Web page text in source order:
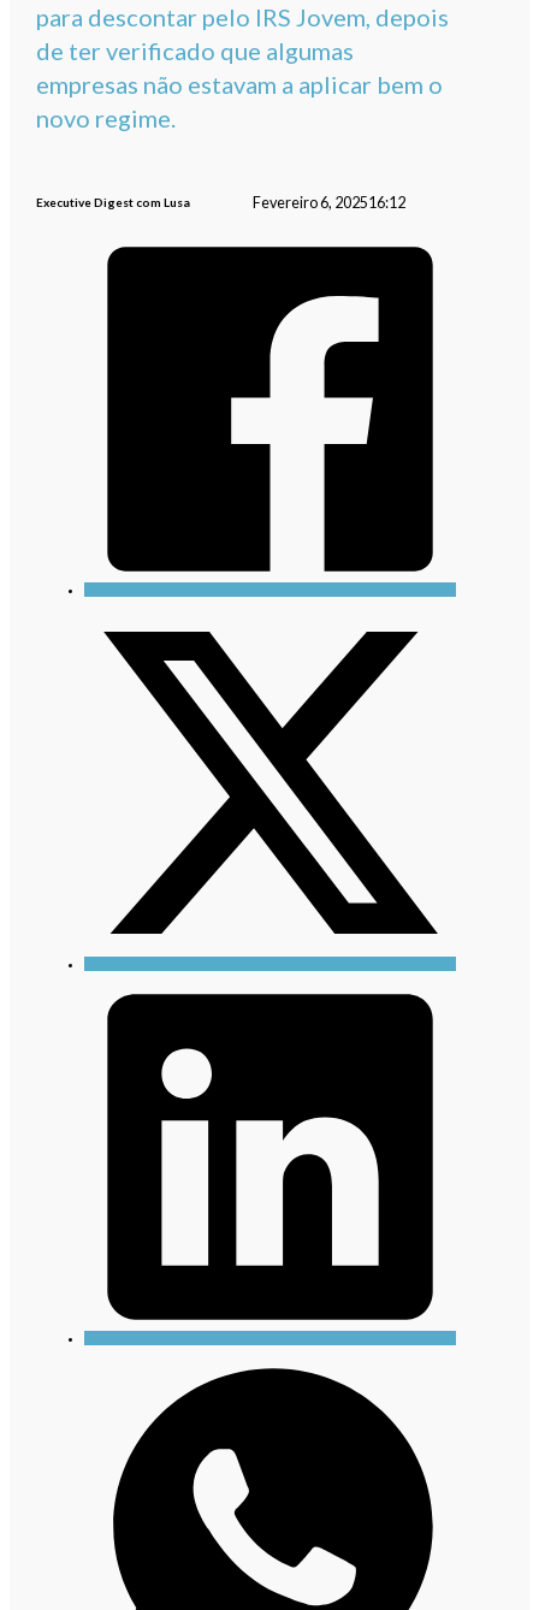
para descontar pelo IRS Jovem, depois
de ter verificado que algumas
empresas não estavam a aplicar bem o
novo regime.
Executive Digest com Lusa Fevereiro 6, 202516:12